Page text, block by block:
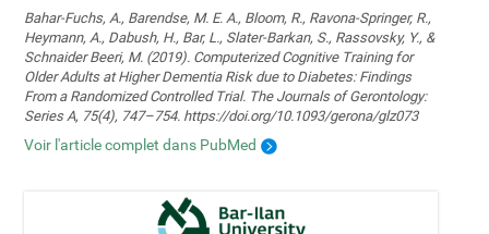
Bahar-Fuchs, A., Barendse, M. E. A., Bloom, R., Ravona-Springer, R.,
Heymann, A., Dabush, H., Bar, L., Slater-Barkan, S., Rassovsky, Y., &
Schnaider Beeri, M. (2019). Computerized Cognitive Training for
Older Adults at Higher Dementia Risk due to Diabetes: Findings
From a Randomized Controlled Trial. The Journals of Gerontology:
Series A, 75(4), 747–754. https://doi.org/10.1093/gerona/glz073
Voir l'article complet dans PubMed